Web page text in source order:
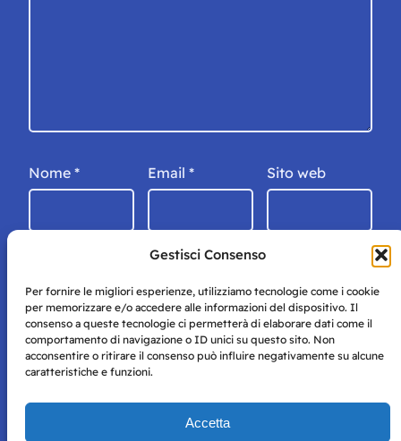
Gestisci Consenso
Per fornire le migliori esperienze, utilizziamo tecnologie come i cookie
per memorizzare e/o accedere alle informazioni del dispositivo. Il
consenso a queste tecnologie ci permetterà di elaborare dati come il
comportamento di navigazione o ID unici su questo sito. Non
acconsentire o ritirare il consenso può influire negativamente su alcune
caratteristiche e funzioni.
Accetta
Nome * Email * Sito web
Storie di Napoli è una testata registrata presso il tribunale di